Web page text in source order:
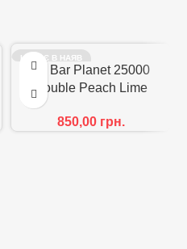
НЕМАЄ В НАЯВ
НОСТІ
Elf Bar Planet 25000
Double Peach Lime
850,00 грн.